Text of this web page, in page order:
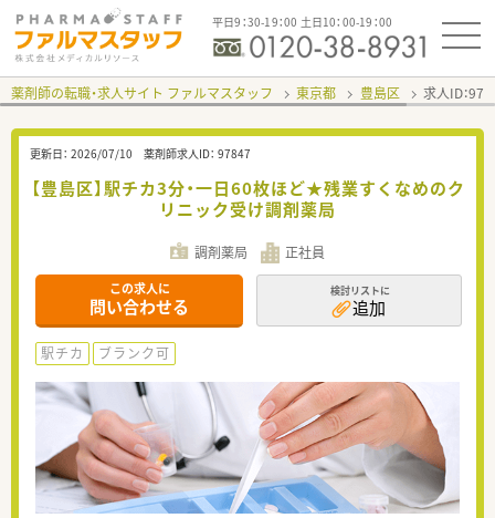
平日9：30-19：00 土日10：00-19：00
薬剤師の転職・求人サイト ファルマスタッフ 東京都 豊島区 求人ID：
更新日： 2026/07/10 薬剤師求人ID： 97847
【豊島区】駅チカ3分・一日60枚ほど★残業すくなめのク
リニック受け調剤薬局
調剤薬局 正社員
この求人に
問い合わせる
検討リストに
追加
駅チカ ブランク可